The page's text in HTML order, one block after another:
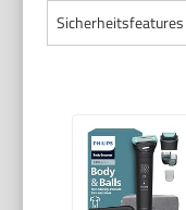
Sicherheitsfeatures